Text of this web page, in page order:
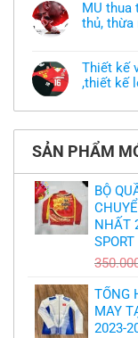
áo
thun
đồng
chưa
có
mẫu
thì
làm
bình
luận
ở
khoác
theo
yêu
thiết
tại
TPHCM
MU thua
thủ, thừa
bình
luận
ở
thảm:
Hag
lại
trích
cầu
thủ,
thừa
nhận
sự
thật
chát
bầy
quỷ
nhỏ
Thiết kế
,thiết kế
có
luận
Thiết
và
in
áo
bóng
chuyền
theo
,thiết
free
SẢN PHẨM
BỘ
NHẤT
SPORT
TỔNG
MAY
2023-